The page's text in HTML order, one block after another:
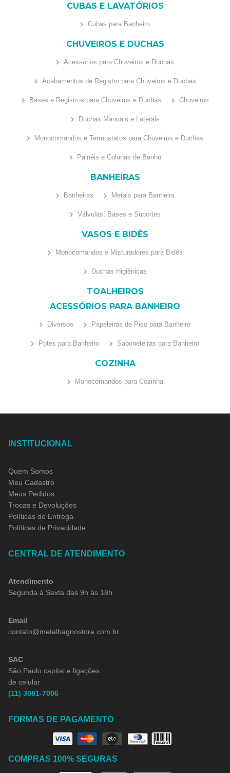
CUBAS E LAVATÓRIOS
Cubas para Banheiro
CHUVEIROS E DUCHAS
Acessórios para Chuveiros e Duchas
Acabamentos de Registro para Chuveiros e Duchas
Bases e Registros para Chuveiros e Duchas Chuveiros
Duchas Manuais e Laterais
Monocomandos e Termostatos para Chuveiros e Duchas
Painéis e Colunas de Banho
BANHEIRAS
Banheiras Metais para Banheira
Válvulas, Bases e Suportes
VASOS E BIDÊS
Monocomandos e Misturadores para Bidês
Duchas Higiênicas
TOALHEIROS
ACESSÓRIOS PARA BANHEIRO
Diversos Papeleiras de Piso para Banheiro
Potes para Banheiro Saboneteiras para Banheiro
COZINHA
Monocomandos para Cozinha
INSTITUCIONAL
Quem Somos
Meu Cadastro
Meus Pedidos
Trocas e Devoluções
Políticas de Entrega
Políticas de Privacidade
CENTRAL DE ATENDIMENTO
Atendimento
Segunda à Sexta das 9h às 18h
Email
contato@metalbagnostore.com.br
SAC
São Paulo capital e ligações
de celular
(11) 3081-7006
FORMAS DE PAGAMENTO
COMPRAS 100% SEGURAS